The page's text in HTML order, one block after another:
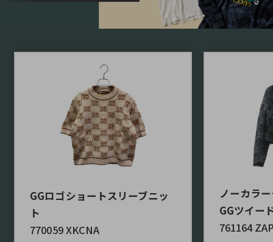
GGロゴショートスリーブニッ
ト
770059 XKCNA
ノーカラ
GGツイー
761164